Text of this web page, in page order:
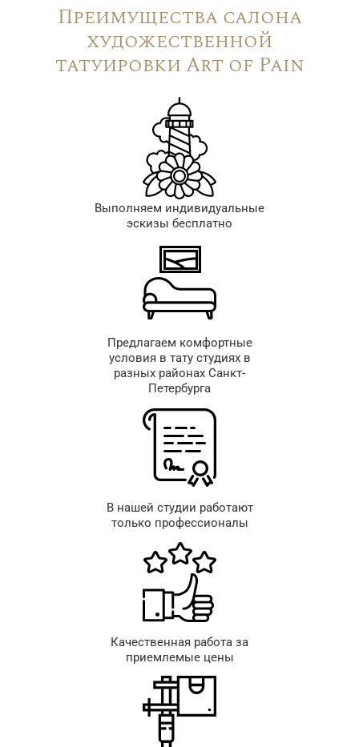
Преимущества салона
художественной
татуировки Art of Pain
Выполняем индивидуальные
эскизы бесплатно
Предлагаем комфортные
условия в тату студиях в
разных районах Санкт-
Петербурга
В нашей студии работают
только профессионалы
Качественная работа за
приемлемые цены